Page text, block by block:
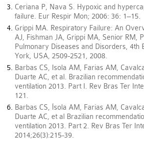
Ceriana P, Nava S. Hypoxic and
failure. Eur Respir Mon; 2006: 36: 1–15.
Grippi MA. Respiratory Failure: An
AJ, Fishman JA, Grippi MA, Senior RM,
Pulmonary Diseases and Disorders, 4th
York, USA, 2509-2521, 2008.
Barbas CS, Isola AM, Farias AM,
Duarte AC, et al. Brazilian
ventilation 2013. Part I. Rev Bras Ter
121.
Barbas CS, Ísola AM, Farias AM,
Duarte AC, et al Brazilian
ventilation 2013. Part 2. Rev Bras Ter
2014;26(3):215-39.